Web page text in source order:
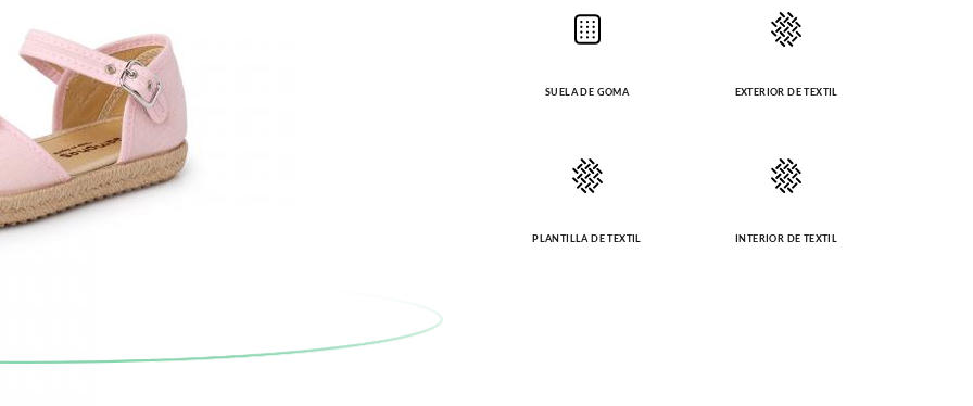
SUELA DE GOMA EXTERIOR DE TEXTIL
PLANTILLA DE TEXTIL INTERIOR DE TEXTIL